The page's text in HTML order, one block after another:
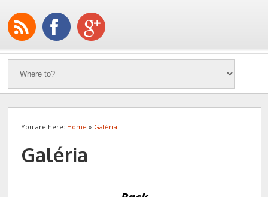
You are here: Home » Galéria
Galéria